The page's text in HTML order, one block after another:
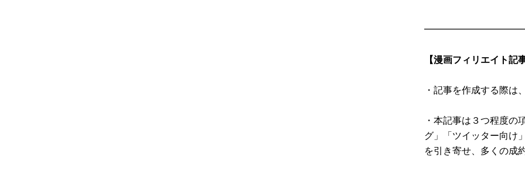
【漫画フィリエイト記
・記事を作成する際は
・本記事は３つ程度の
グ」「ツイッター向け
を引き寄せ、多くの成